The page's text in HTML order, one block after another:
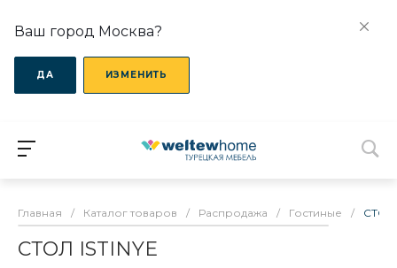
Ваш город Москва?
ДА ИЗМЕНИТЬ
Главная / Каталог товаров / Распродажа / Гостиные / СТОЛ
СТОЛ ISTINYE